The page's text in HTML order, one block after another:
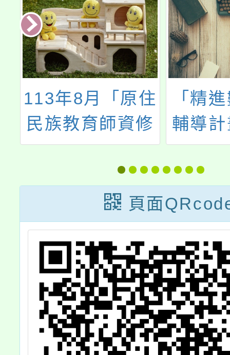
113年8月「原住
民族教育師資修
習原住民族文化
及多元文化教育
課程」
「精
輔導
網家
頁面